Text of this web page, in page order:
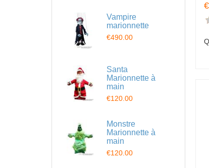
Vampire
marionnette
€490.00
Santa
Marionnette à
main
€120.00
Monstre
Marionnette à
main
€120.00